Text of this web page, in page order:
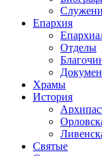
Епархия
Отделы
Храмы
История
Святые